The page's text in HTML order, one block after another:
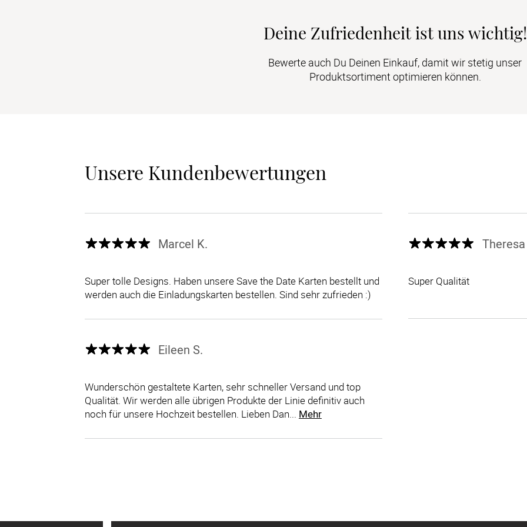
Deine Zufriedenheit ist uns wichtig!
Bewerte auch Du Deinen Einkauf, damit wir stetig unser
Produktsortiment optimieren können.
Unsere Kundenbewertungen
Marcel K.
Super tolle Designs. Haben unsere Save the Date Karten bestellt und
werden auch die Einladungskarten bestellen. Sind sehr zufrieden :)
Theresa
Super Qualität
Eileen S.
Wunderschön gestaltete Karten, sehr schneller Versand und top
Qualität. Wir werden alle übrigen Produkte der Linie definitiv auch
noch für unsere Hochzeit bestellen. Lieben Dan...
Mehr